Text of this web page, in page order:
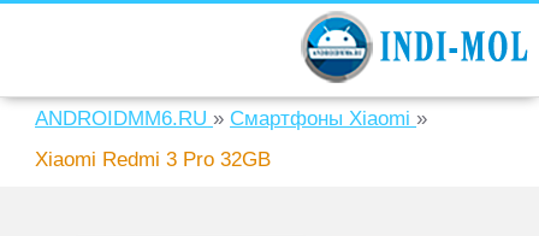
ANDROIDMM6.RU » Смартфоны Xiaomi »
Xiaomi Redmi 3 Pro 32GB